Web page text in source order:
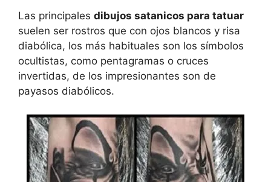
Las principales dibujos satanicos para tatuar
suelen ser rostros que con ojos blancos y risa
diabólica, los más habituales son los símbolos
ocultistas, como pentagramas o cruces
invertidas, de los impresionantes son de
payasos diabólicos.